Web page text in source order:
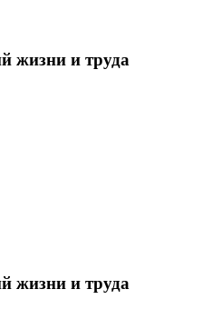
жизни и труда
жизни и труда